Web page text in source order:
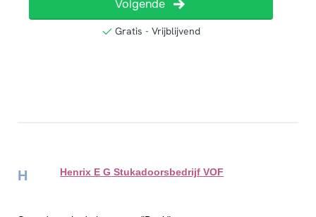
H Henrix E G Stukadoorsbedrijf VOF